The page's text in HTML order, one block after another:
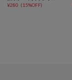
¥280 (15%OFF)